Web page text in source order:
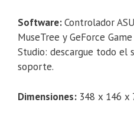
Software:Controlador
MuseTree y GeForce
Studio: descargue todo
soporte.
Dimensiones: 348 x 146 x